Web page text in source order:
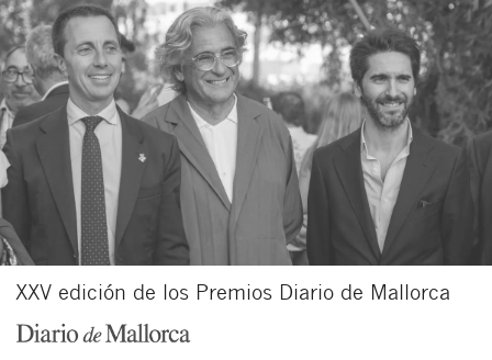
XXV edición de los Premios Diario de Mallorca